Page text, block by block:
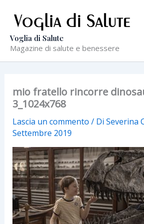
contenuto
Voglia di Salute
Magazine di salute e benessere
mio fratello rincorre
3_1024x768
Lascia un commento / Di Severina
Settembre 2019